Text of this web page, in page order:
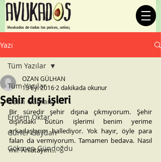
¡Avukados de todos los países, uníos!
Yazı
Tüm Yazılar
Ozan Gülhan
Erdem Oktar
Gürler Gaydan
Gökmen Gündoğdu
Tüm Yazılar
Şehir dışı işleri
OZAN GÜLHAN
13 Eyl 2016 2 dakikada okunur
Bir süredir şehir dışına çıkmıyorum. Şehir
dışındaki bütün işlerimi benim yerime
arkadaşlarım hallediyor. Yok hayır, öyle para
falan da vermiyorum. Tamamen bedava. Nasıl
mı? Anlatayım…